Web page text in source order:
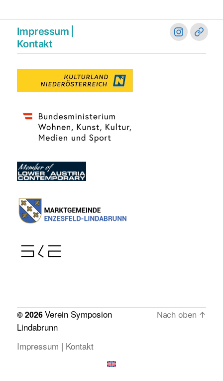
Impressum |
Kontakt
instagram
© 2026Verein Symposion
Lindabrunn
Impressum | Kontakt
Nach oben ↑